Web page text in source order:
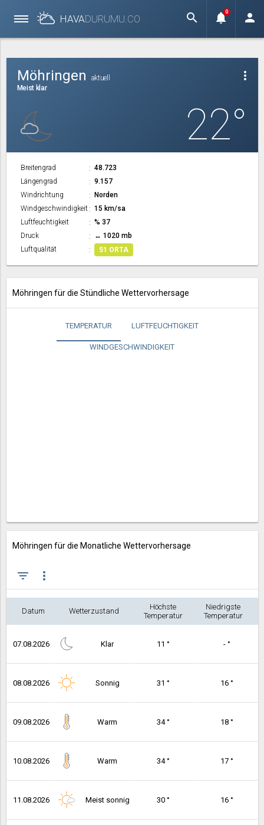
HAVADURUMU.CO search notifications
0 person
more_vert
Möhringen
aktuell
Meist klar
22°
Breitengrad
48.723
Längengrad
9.157
Windrichtung
Norden
Windgeschwindigkeit
15 km/sa
Luftfeuchtigkeit
% 37
Druck
↔ 1020 mb
Luftqualität
51 ORTA
Möhringen für die Stündliche Wettervorhersage
TEMPERATUR LUFTFEUCHTIGKEIT
WINDGESCHWINDIGKEIT
Möhringen für die Monatliche Wettervorhersage
filter_list more_vert
Datum Wetterzustand
Höchste
Temperatur
Niedrigste
Temperatur
07.08.2026 Klar 11 ° - °
08.08.2026 Sonnig 31 ° 16 °
09.08.2026 Warm 34 ° 18 °
10.08.2026 Warm 34 ° 17 °
11.08.2026 Meist sonnig 30 ° 16 °